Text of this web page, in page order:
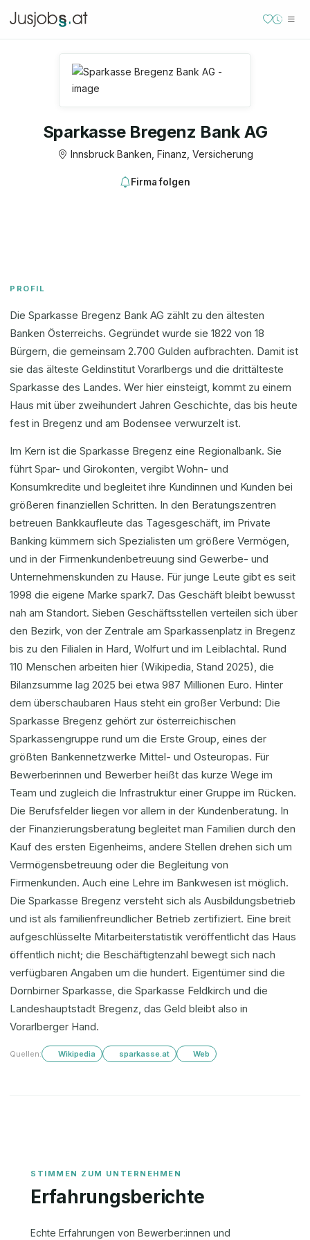
Sparkasse Bregenz Bank AG
Innsbruck·Banken, Finanz, Versicherung
Firma folgen
PROFIL
Die Sparkasse Bregenz Bank AG zählt zu den ältesten
Banken Österreichs. Gegründet wurde sie 1822 von 18
Bürgern, die gemeinsam 2.700 Gulden aufbrachten. Damit ist
sie das älteste Geldinstitut Vorarlbergs und die drittälteste
Sparkasse des Landes. Wer hier einsteigt, kommt zu einem
Haus mit über zweihundert Jahren Geschichte, das bis heute
fest in Bregenz und am Bodensee verwurzelt ist.
Im Kern ist die Sparkasse Bregenz eine Regionalbank. Sie
führt Spar- und Girokonten, vergibt Wohn- und
Konsumkredite und begleitet ihre Kundinnen und Kunden bei
größeren finanziellen Schritten. In den Beratungszentren
betreuen Bankkaufleute das Tagesgeschäft, im Private
Banking kümmern sich Spezialisten um größere Vermögen,
und in der Firmenkundenbetreuung sind Gewerbe- und
Unternehmenskunden zu Hause. Für junge Leute gibt es seit
1998 die eigene Marke spark7. Das Geschäft bleibt bewusst
nah am Standort. Sieben Geschäftsstellen verteilen sich über
den Bezirk, von der Zentrale am Sparkassenplatz in Bregenz
bis zu den Filialen in Hard, Wolfurt und im Leiblachtal. Rund
110 Menschen arbeiten hier (Wikipedia, Stand 2025), die
Bilanzsumme lag 2025 bei etwa 987 Millionen Euro. Hinter
dem überschaubaren Haus steht ein großer Verbund: Die
Sparkasse Bregenz gehört zur österreichischen
Sparkassengruppe rund um die Erste Group, eines der
größten Bankennetzwerke Mittel- und Osteuropas. Für
Bewerberinnen und Bewerber heißt das kurze Wege im
Team und zugleich die Infrastruktur einer Gruppe im Rücken.
Die Berufsfelder liegen vor allem in der Kundenberatung. In
der Finanzierungsberatung begleitet man Familien durch den
Kauf des ersten Eigenheims, andere Stellen drehen sich um
Vermögensbetreuung oder die Begleitung von
Firmenkunden. Auch eine Lehre im Bankwesen ist möglich.
Die Sparkasse Bregenz versteht sich als Ausbildungsbetrieb
und ist als familienfreundlicher Betrieb zertifiziert. Eine breit
aufgeschlüsselte Mitarbeiterstatistik veröffentlicht das Haus
öffentlich nicht; die Beschäftigtenzahl bewegt sich nach
verfügbaren Angaben um die hundert. Eigentümer sind die
Dornbirner Sparkasse, die Sparkasse Feldkirch und die
Landeshauptstadt Bregenz, das Geld bleibt also in
Vorarlberger Hand.
Quellen: Wikipedia sparkasse.at Web
Erfahrungsberichte
Echte Erfahrungen von Bewerber:innen und